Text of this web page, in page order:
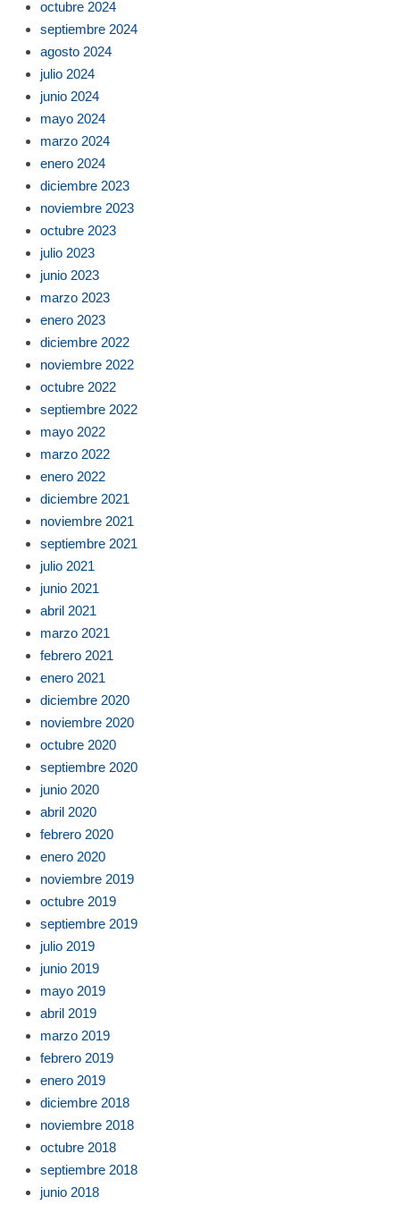
octubre 2024
septiembre 2024
agosto 2024
julio 2024
junio 2024
mayo 2024
marzo 2024
enero 2024
diciembre 2023
noviembre 2023
octubre 2023
julio 2023
junio 2023
marzo 2023
enero 2023
diciembre 2022
noviembre 2022
octubre 2022
septiembre 2022
mayo 2022
marzo 2022
enero 2022
diciembre 2021
noviembre 2021
septiembre 2021
julio 2021
junio 2021
abril 2021
marzo 2021
febrero 2021
enero 2021
diciembre 2020
noviembre 2020
octubre 2020
septiembre 2020
junio 2020
abril 2020
febrero 2020
enero 2020
noviembre 2019
octubre 2019
septiembre 2019
julio 2019
junio 2019
mayo 2019
abril 2019
marzo 2019
febrero 2019
enero 2019
diciembre 2018
noviembre 2018
octubre 2018
septiembre 2018
junio 2018